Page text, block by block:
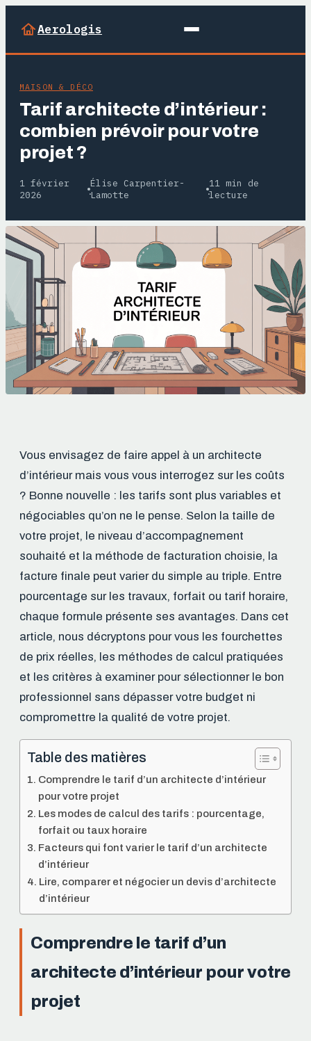
Aerologis
MAISON & DÉCO
Tarif architecte d’intérieur :
combien prévoir pour votre
projet ?
1 février
2026
·
Élise Carpentier-
Lamotte
·
11 min de
lecture
Vous envisagez de faire appel à un architecte
d’intérieur mais vous vous interrogez sur les coûts
? Bonne nouvelle : les tarifs sont plus variables et
négociables qu’on ne le pense. Selon la taille de
votre projet, le niveau d’accompagnement
souhaité et la méthode de facturation choisie, la
facture finale peut varier du simple au triple. Entre
pourcentage sur les travaux, forfait ou tarif horaire,
chaque formule présente ses avantages. Dans cet
article, nous décryptons pour vous les fourchettes
de prix réelles, les méthodes de calcul pratiquées
et les critères à examiner pour sélectionner le bon
professionnel sans dépasser votre budget ni
compromettre la qualité de votre projet.
Table des matières
Comprendre le tarif d’un architecte d’intérieur
pour votre projet
Les modes de calcul des tarifs : pourcentage,
forfait ou taux horaire
Facteurs qui font varier le tarif d’un architecte
d’intérieur
Lire, comparer et négocier un devis d’architecte
d’intérieur
Comprendre le tarif d’un
architecte d’intérieur pour votre
projet